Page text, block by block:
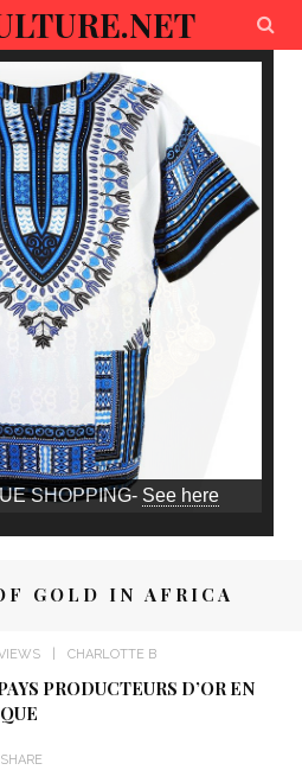
SHOPPING- See here
GOLD IN AFRICA
CHARLOTTE B
PRODUCTEURS D’OR EN
SHARE